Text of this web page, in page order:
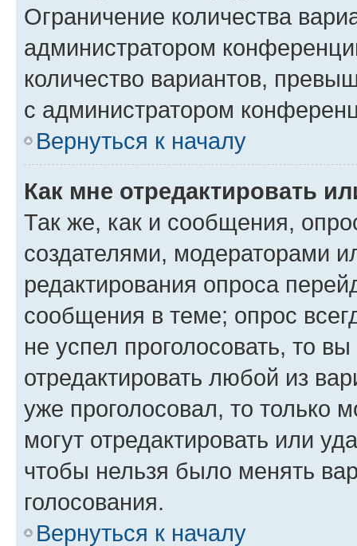
Ограничение количества
администратором
количество вариантов,
с администратором
Вернуться к началу
Как мне отредактировать
Так же, как и сообщения,
создателями, модераторами
редактирования опроса
сообщения в теме; опрос
не успел проголосовать, то
отредактировать любой из
уже проголосовал, то только
могут отредактировать или
чтобы нельзя было менять
голосования.
Вернуться к началу